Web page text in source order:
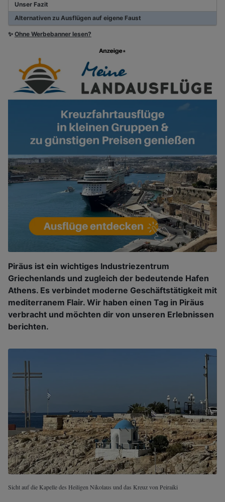
Unser Fazit
Alternativen zu Ausflügen auf eigene Faust
✨ Ohne Werbebanner lesen?
Piräus ist ein wichtiges Industriezentrum
Griechenlands und zugleich der bedeutende Hafen
Athens. Es verbindet moderne Geschäftstätigkeit mit
mediterranem Flair. Wir haben einen Tag in Piräus
verbracht und möchten dir von unseren Erlebnissen
berichten.
Sicht auf die Kapelle des Heiligen Nikolaus und das Kreuz von Peiraiki